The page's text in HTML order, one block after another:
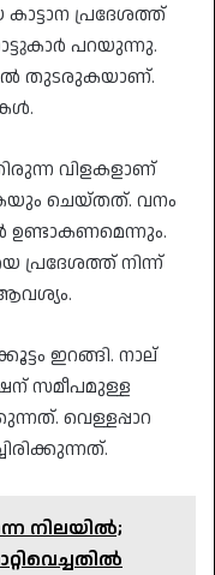
പ്രദേശത്ത്
പറയുന്നു.
തുടരുകയാണ്.
വിളകളാണ്
ചെയ്തത്. വനം
ഉണ്ടാകണമെന്നും.
പ്രദേശത്ത് നിന്ന്
ഇറങ്ങി. നാല്
സമീപമുള്ള
വെള്ളപ്പാറ
നിലയിൽ;